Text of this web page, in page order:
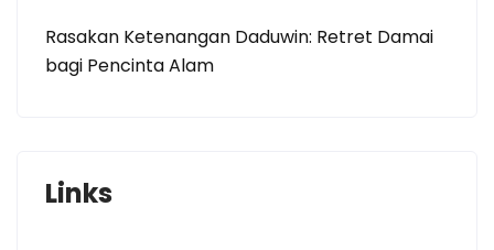
Rasakan Ketenangan Daduwin: Retret Damai
bagi Pencinta Alam
Links